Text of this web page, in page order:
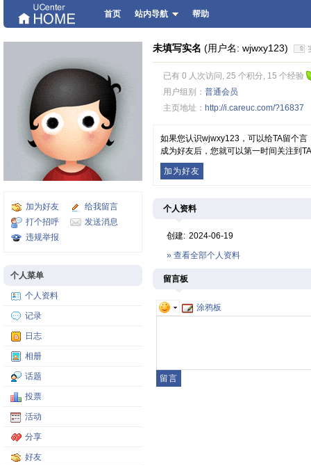
首页 站内导航 帮助
加为好友
给我留言
打个招呼
发送消息
违规举报
个人菜单
个人资料
记录
日志
相册
话题
投票
活动
分享
好友
未填写实名 (用户名: wjwxy123)
已有 0 人次访问, 25 个积分, 15 个经验
用户组别： 普通会员
主页地址： http://i.careuc.com/?16837
如果您认识wjwxy123，可以给TA留个
成为好友后，您就可以第一时间关注到
加为好友
个人资料
创建: 2024-06-19
» 查看全部个人资料
留言板
涂鸦板